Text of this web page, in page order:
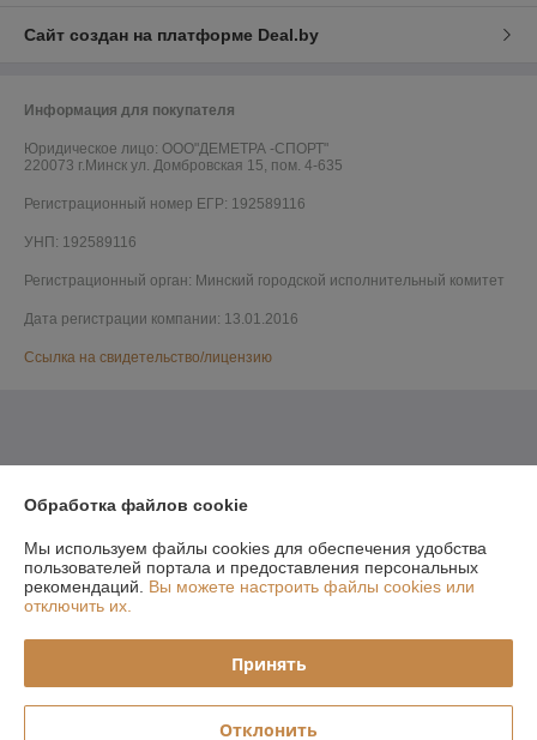
Сайт создан на платформе Deal.by
Информация для покупателя
Юридическое лицо: ООО"ДЕМЕТРА -СПОРТ"
220073 г.Минск ул. Домбровская 15, пом. 4-635
Регистрационный номер ЕГР: 192589116
УНП: 192589116
Регистрационный орган: Минский городской исполнительный комитет
Дата регистрации компании: 13.01.2016
Ссылка на свидетельство/лицензию
Обработка файлов cookie
Мы используем файлы cookies для обеспечения удобства
пользователей портала и предоставления персональных
рекомендаций. Вы можете настроить файлы cookies или
отключить их.
Принять
Отклонить